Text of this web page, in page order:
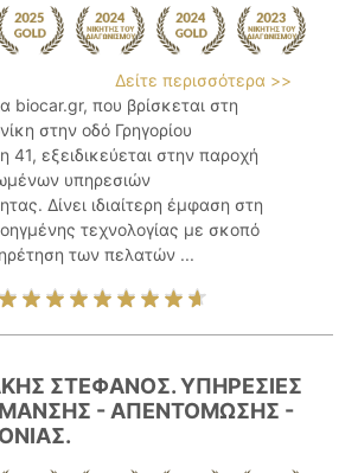
Δείτε περισσότερα >>
biocar.gr, που βρίσκεται στη
στην οδό Γρηγορίου
41, εξειδικεύεται στην παροχή
υπηρεσιών
Δίνει ιδιαίτερη έμφαση στη
τεχνολογίας με σκοπό
των πελατών ...
ΣΤΕΦΑΝΟΣ. ΥΠΗΡΕΣΙΕΣ
- ΑΠΕΝΤΟΜΩΣΗΣ -